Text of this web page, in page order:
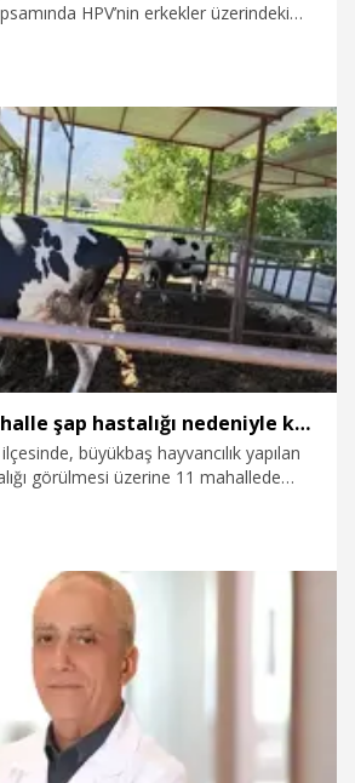
HPV’nin erkekler üzerindeki
Muğla'da 11 mahalle şap hastalığı nedeniyle karantinaya alındı
büyükbaş hayvancılık yapılan
görülmesi üzerine 11 mahallede